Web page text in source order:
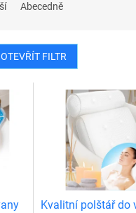
Abecedně
OTEVŘÍT FILTR
Kvalitní polštář do